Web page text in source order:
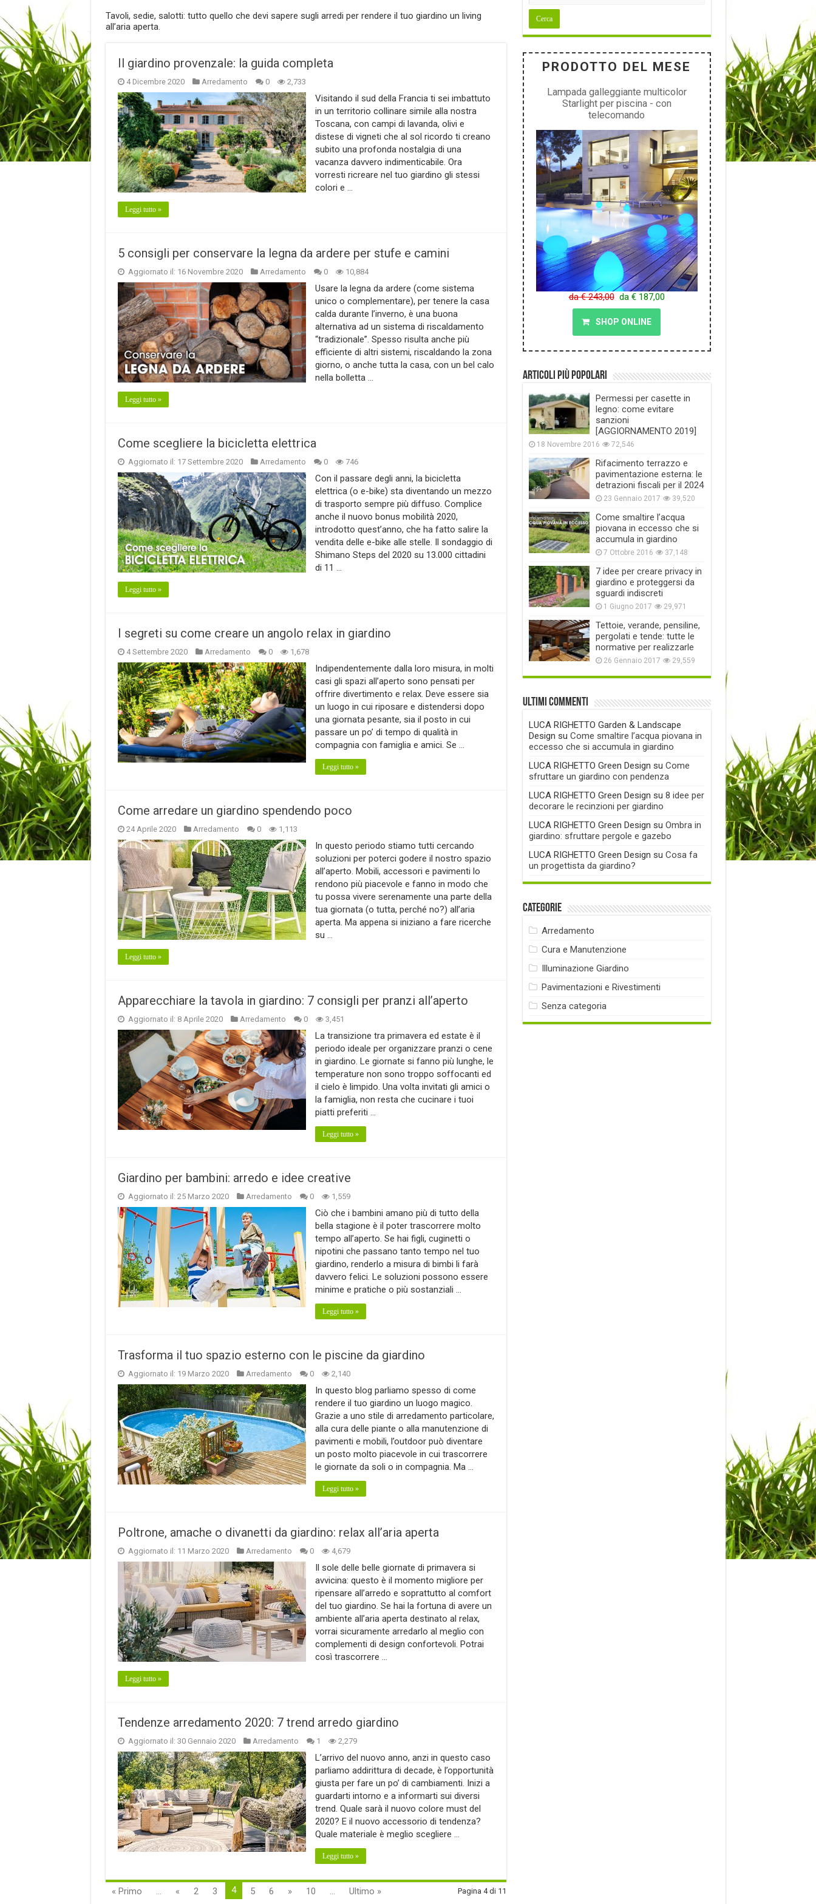
Tavoli, sedie, salotti: tutto quello che devi sapere sugli arredi per rendere il tuo giardino un living
all’aria aperta.
Il giardino provenzale: la guida completa
4 Dicembre 2020 Arredamento 0 2,733
Visitando il sud della Francia ti sei imbattuto
in un territorio collinare simile alla nostra
Toscana, con campi di lavanda, olivi e
distese di vigneti che al sol ricordo ti creano
subito una profonda nostalgia di una
vacanza davvero indimenticabile. Ora
vorresti ricreare nel tuo giardino gli stessi
colori e …
Leggi tutto »
5 consigli per conservare la legna da ardere per stufe e camini
Aggiornato il: 16 Novembre 2020 Arredamento 0 10,884
Usare la legna da ardere (come sistema
unico o complementare), per tenere la casa
calda durante l’inverno, è una buona
alternativa ad un sistema di riscaldamento
“tradizionale”. Spesso risulta anche più
efficiente di altri sistemi, riscaldando la zona
giorno, o anche tutta la casa, con un bel calo
nella bolletta …
Leggi tutto »
Come scegliere la bicicletta elettrica
Aggiornato il: 17 Settembre 2020 Arredamento 0 746
Con il passare degli anni, la bicicletta
elettrica (o e-bike) sta diventando un mezzo
di trasporto sempre più diffuso. Complice
anche il nuovo bonus mobilità 2020,
introdotto quest’anno, che ha fatto salire la
vendita delle e-bike alle stelle. Il sondaggio di
Shimano Steps del 2020 su 13.000 cittadini
di 11 …
Leggi tutto »
I segreti su come creare un angolo relax in giardino
4 Settembre 2020 Arredamento 0 1,678
Indipendentemente dalla loro misura, in molti
casi gli spazi all’aperto sono pensati per
offrire divertimento e relax. Deve essere sia
un luogo in cui riposare e distendersi dopo
una giornata pesante, sia il posto in cui
passare un po’ di tempo di qualità in
compagnia con famiglia e amici. Se …
Leggi tutto »
Come arredare un giardino spendendo poco
24 Aprile 2020 Arredamento 0 1,113
In questo periodo stiamo tutti cercando
soluzioni per poterci godere il nostro spazio
all’aperto. Mobili, accessori e pavimenti lo
rendono più piacevole e fanno in modo che
tu possa vivere serenamente una parte della
tua giornata (o tutta, perché no?) all’aria
aperta. Ma appena si iniziano a fare ricerche
su …
Leggi tutto »
Apparecchiare la tavola in giardino: 7 consigli per pranzi all’aperto
Aggiornato il: 8 Aprile 2020 Arredamento 0 3,451
La transizione tra primavera ed estate è il
periodo ideale per organizzare pranzi o cene
in giardino. Le giornate si fanno più lunghe, le
temperature non sono troppo soffocanti ed
il cielo è limpido. Una volta invitati gli amici o
la famiglia, non resta che cucinare i tuoi
piatti preferiti …
Leggi tutto »
Giardino per bambini: arredo e idee creative
Aggiornato il: 25 Marzo 2020 Arredamento 0 1,559
Ciò che i bambini amano più di tutto della
bella stagione è il poter trascorrere molto
tempo all’aperto. Se hai figli, cuginetti o
nipotini che passano tanto tempo nel tuo
giardino, renderlo a misura di bimbi li farà
davvero felici. Le soluzioni possono essere
minime e pratiche o più sostanziali …
Leggi tutto »
Trasforma il tuo spazio esterno con le piscine da giardino
Aggiornato il: 19 Marzo 2020 Arredamento 0 2,140
In questo blog parliamo spesso di come
rendere il tuo giardino un luogo magico.
Grazie a uno stile di arredamento particolare,
alla cura delle piante o alla manutenzione di
pavimenti e mobili, l’outdoor può diventare
un posto molto piacevole in cui trascorrere
le giornate da soli o in compagnia. Ma …
Leggi tutto »
Poltrone, amache o divanetti da giardino: relax all’aria aperta
Aggiornato il: 11 Marzo 2020 Arredamento 0 4,679
Il sole delle belle giornate di primavera si
avvicina: questo è il momento migliore per
ripensare all’arredo e soprattutto al comfort
del tuo giardino. Se hai la fortuna di avere un
ambiente all’aria aperta destinato al relax,
vorrai sicuramente arredarlo al meglio con
complementi di design confortevoli. Potrai
così trascorrere …
Leggi tutto »
Tendenze arredamento 2020: 7 trend arredo giardino
Aggiornato il: 30 Gennaio 2020 Arredamento 1 2,279
L’arrivo del nuovo anno, anzi in questo caso
parliamo addirittura di decade, è l’opportunità
giusta per fare un po’ di cambiamenti. Inizi a
guardarti intorno e a informarti sui diversi
trend. Quale sarà il nuovo colore must del
2020? E il nuovo accessorio di tendenza?
Quale materiale è meglio scegliere …
Leggi tutto »
Pagina 4 di 11
« Primo ... « 2 3 4 5 6 » 10 ... Ultimo »
PRODOTTO DEL MESE
Lampada galleggiante multicolor
Starlight per piscina - con
telecomando
da € 243,00 da € 187,00
SHOP ONLINE
Articoli più popolari
Permessi per casette in
legno: come evitare
sanzioni
[AGGIORNAMENTO 2019]
18 Novembre 2016 72,546
Rifacimento terrazzo e
pavimentazione esterna: le
detrazioni fiscali per il 2024
23 Gennaio 2017 39,520
Come smaltire l’acqua
piovana in eccesso che si
accumula in giardino
7 Ottobre 2016 37,148
7 idee per creare privacy in
giardino e proteggersi da
sguardi indiscreti
1 Giugno 2017 29,971
Tettoie, verande, pensiline,
pergolati e tende: tutte le
normative per realizzarle
26 Gennaio 2017 29,559
Ultimi commenti
LUCA RIGHETTO Garden & Landscape
Design su Come smaltire l’acqua piovana in
eccesso che si accumula in giardino
LUCA RIGHETTO Green Design su Come
sfruttare un giardino con pendenza
LUCA RIGHETTO Green Design su 8 idee per
decorare le recinzioni per giardino
LUCA RIGHETTO Green Design su Ombra in
giardino: sfruttare pergole e gazebo
LUCA RIGHETTO Green Design su Cosa fa
un progettista da giardino?
Categorie
Arredamento
Cura e Manutenzione
Illuminazione Giardino
Pavimentazioni e Rivestimenti
Senza categoria